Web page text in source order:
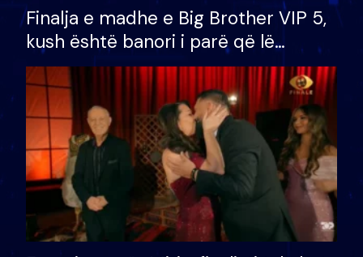
Finalja e madhe e Big Brother VIP 5,
kush është banori i parë që lë
shtëpinë dhe humb mundësinë për
të fituar çmimin e madh